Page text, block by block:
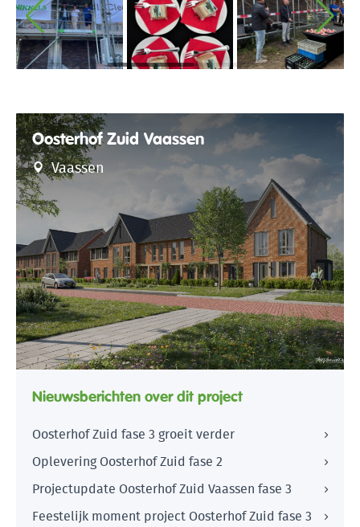
Oosterhof Zuid Vaassen
Vaassen
Nieuwsberichten over dit project
Oosterhof Zuid fase 3 groeit verder
Oplevering Oosterhof Zuid fase 2
Projectupdate Oosterhof Zuid Vaassen fase 3
Feestelijk moment project Oosterhof Zuid fase 3